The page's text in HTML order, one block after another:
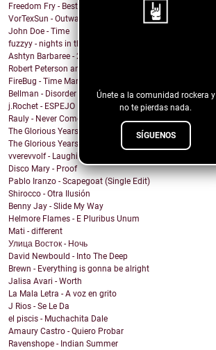
Únete a la comunidad rockera y
no te pierdas nada.
SÍGUENOS
Freedom Fry - Best Friend
VorTexSun - Outward Spinning
John Doe - Time
fuzzyy - nights in the basement ft. long beard
Ashtyn Barbaree - 2am Shadow (Piano Version)
Robert Peterson and The Crusade - Of All The World
FireBug - Time Marches On
Bellman - Disorder
j.Rochet - ESPEJO
Rauly - Never Come Back
The Glorious Years - Cosmic Behaviour
The Glorious Years - Sweet Imperfections
vverevvolf - Laughing Til I Cry
Disco Mary - Proof
Pablo Iranzo - Scapegoat (Single Edit)
Shirocco - Otra Ilusión
Benny Jay - Slide My Way
Helmore Flames - E Pluribus Unum
Mati - different
Улица Восток - Ночь
David Newbould - Into The Deep
Brewn - Everything is gonna be alright
Jalisa Avari - Worth
La Mala Letra - A voz en grito
J Rios - Se Le Da
el piscis - Muchachita Dale
Amaury Castro - Quiero Probar
Ravenshope - Indian Summer